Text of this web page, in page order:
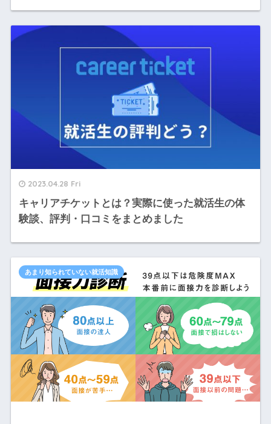
2023.04.28 Fri
キャリアチケットとは？実際に使った就活生の体
験談、評判・口コミをまとめました
あまり知られていない就活知識